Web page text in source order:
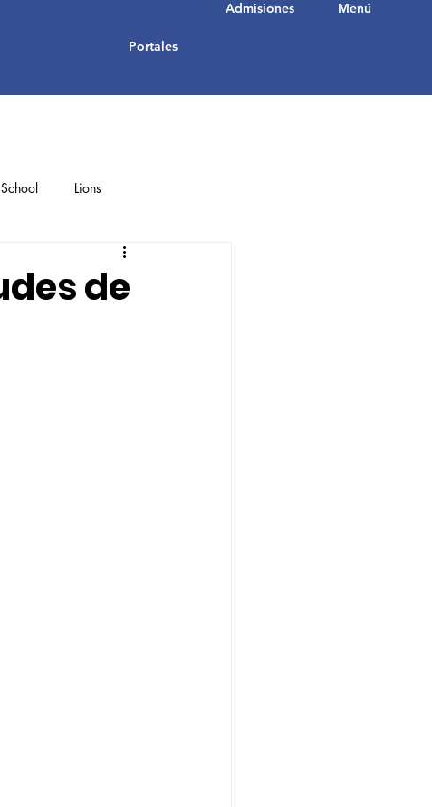
Portales
Menú
Admisiones
Lions
Student Achievements
de